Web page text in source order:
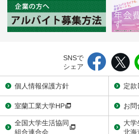
SNSで
シェア
個人情報保護方針
定款
室蘭工業大学HP
お
全国大学生活協同
組合連合会
大
北海